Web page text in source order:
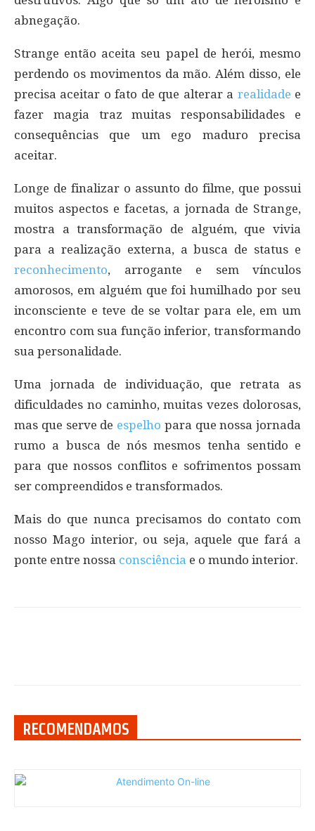
abnegação.
Strange então aceita seu papel de herói, mesmo
perdendo os movimentos da mão. Além disso, ele
precisa aceitar o fato de que alterar a realidade e
fazer magia traz muitas responsabilidades e
consequências que um ego maduro precisa
aceitar.
Longe de finalizar o assunto do filme, que possui
muitos aspectos e facetas, a jornada de Strange,
mostra a transformação de alguém, que vivia
para a realização externa, a busca de status e
reconhecimento, arrogante e sem vínculos
amorosos, em alguém que foi humilhado por seu
inconsciente e teve de se voltar para ele, em um
encontro com sua função inferior, transformando
sua personalidade.
Uma jornada de individuação, que retrata as
dificuldades no caminho, muitas vezes dolorosas,
mas que serve de espelho para que nossa jornada
rumo a busca de nós mesmos tenha sentido e
para que nossos conflitos e sofrimentos possam
ser compreendidos e transformados.
Mais do que nunca precisamos do contato com
nosso Mago interior, ou seja, aquele que fará a
ponte entre nossa consciência e o mundo interior.
RECOMENDAMOS